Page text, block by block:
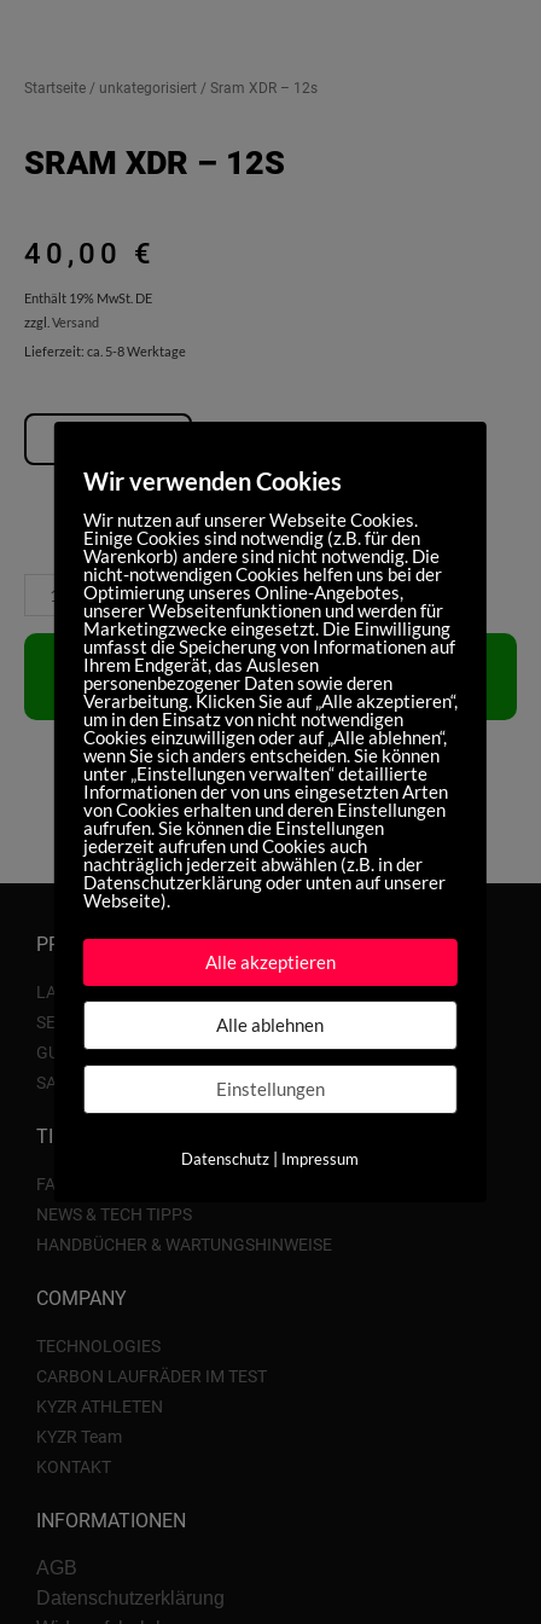
Startseite / unkategorisiert / Sram XDR – 12s
SRAM XDR – 12S
40,00 €
Enthält 19% MwSt. DE
zzgl. Versand
Lieferzeit: ca. 5-8 Werktage
Sram
-
Menge
IN DEN
WARENKORB
PRODUKTE
LAUFRÄDER
SERVICE
GUTSCHEINE
SALE %
TIPPS & TRICKS
FAQ
NEWS & TECH TIPPS
HANDBÜCHER & WARTUNGSHINWEISE
COMPANY
TECHNOLOGIES
CARBON LAUFRÄDER IM TEST
KYZR ATHLETEN
KYZR Team
KONTAKT
INFORMATIONEN
AGB
Datenschutzerklärung
Wir verwenden Cookies
Wir nutzen auf unserer Webseite Cookies.
Einige Cookies sind notwendig (z.B. für den
Warenkorb) andere sind nicht notwendig. Die
nicht-notwendigen Cookies helfen uns bei der
Optimierung unseres Online-Angebotes,
unserer Webseitenfunktionen und werden für
Marketingzwecke eingesetzt. Die Einwilligung
umfasst die Speicherung von Informationen auf
Ihrem Endgerät, das Auslesen
personenbezogener Daten sowie deren
Verarbeitung. Klicken Sie auf „Alle akzeptieren“,
um in den Einsatz von nicht notwendigen
Cookies einzuwilligen oder auf „Alle ablehnen“,
wenn Sie sich anders entscheiden. Sie können
unter „Einstellungen verwalten“ detaillierte
Informationen der von uns eingesetzten Arten
von Cookies erhalten und deren Einstellungen
aufrufen. Sie können die Einstellungen
jederzeit aufrufen und Cookies auch
nachträglich jederzeit abwählen (z.B. in der
Datenschutzerklärung oder unten auf unserer
Webseite).
Alle akzeptieren
Alle ablehnen
Einstellungen
Datenschutz | Impressum